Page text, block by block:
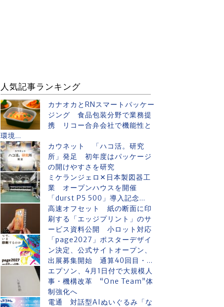
人気記事ランキング
カナオカとRNスマートパッケー
ジング 食品包装分野で業務提
携 リコー合弁会社で機能性と
環境...
カウネット 「ハコ活。研究
所」発足 初年度はパッケージ
の開けやすさを研究
ミケランジェロ✕日本製図器工
業 オープンハウスを開催
「durst P5 500」導入記念...
高速オフセット 紙の断面に印
刷する「エッジプリント」のサ
ービス資料公開 小ロット対応
「page2027」ポスターデザイ
ン決定、公式サイトオープン、
出展募集開始 通算40回目・...
エプソン、4月1日付で大規模人
事・機構改革 “One Team”体
制強化へ
電通 対話型AIぬいぐるみ「な